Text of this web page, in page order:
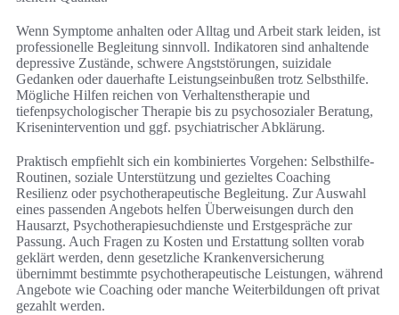
Wenn Symptome anhalten oder Alltag und Arbeit stark leiden, ist
professionelle Begleitung sinnvoll. Indikatoren sind anhaltende
depressive Zustände, schwere Angststörungen, suizidale
Gedanken oder dauerhafte Leistungseinbußen trotz Selbsthilfe.
Mögliche Hilfen reichen von Verhaltenstherapie und
tiefenpsychologischer Therapie bis zu psychosozialer Beratung,
Krisenintervention und ggf. psychiatrischer Abklärung.
Praktisch empfiehlt sich ein kombiniertes Vorgehen: Selbsthilfe-
Routinen, soziale Unterstützung und gezieltes Coaching
Resilienz oder psychotherapeutische Begleitung. Zur Auswahl
eines passenden Angebots helfen Überweisungen durch den
Hausarzt, Psychotherapiesuchdienste und Erstgespräche zur
Passung. Auch Fragen zu Kosten und Erstattung sollten vorab
geklärt werden, denn gesetzliche Krankenversicherung
übernimmt bestimmte psychotherapeutische Leistungen, während
Angebote wie Coaching oder manche Weiterbildungen oft privat
gezahlt werden.